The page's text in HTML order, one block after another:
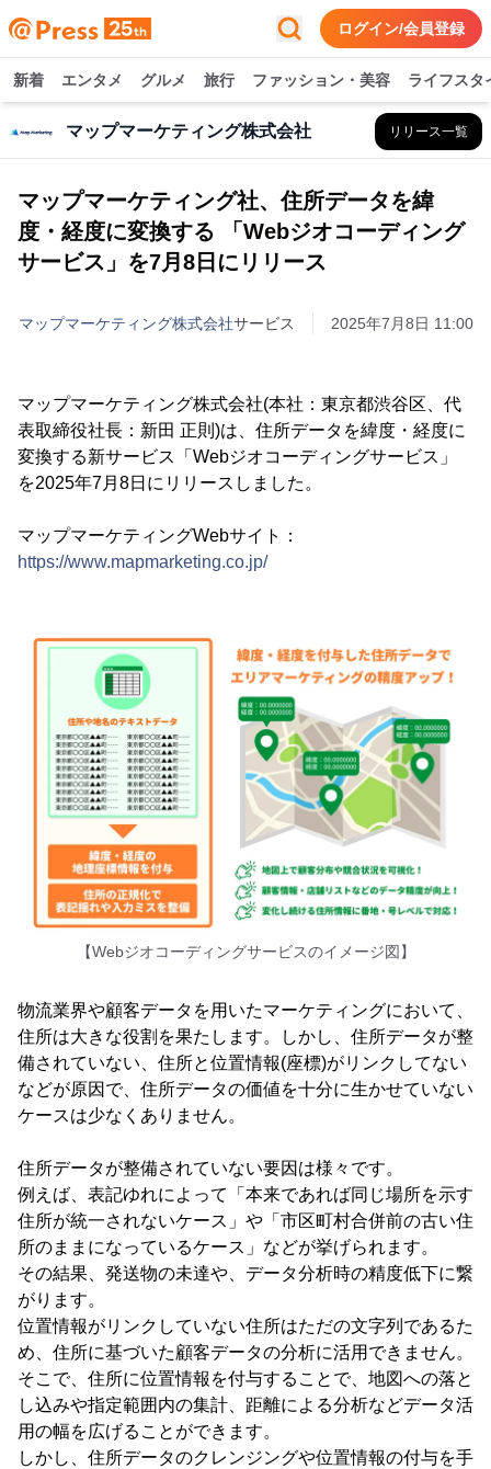
ログイン/会員登録
新着 エンタメ グルメ 旅行 ファッション・美容 ライフスタ
マップマーケティング株式会社 リリース一覧
マップマーケティング社、住所データを緯
度・経度に変換する 「Webジオコーディング
サービス」を7月8日にリリース
マップマーケティング株式会社サービス 2025年7月8日 11:00
マップマーケティング株式会社(本社：東京都渋谷区、代
表取締役社長：新田 正則)は、住所データを緯度・経度に
変換する新サービス「Webジオコーディングサービス」
を2025年7月8日にリリースしました。
マップマーケティングWebサイト：
https://www.mapmarketing.co.jp/
【Webジオコーディングサービスのイメージ図】
物流業界や顧客データを用いたマーケティングにおいて、
住所は大きな役割を果たします。しかし、住所データが整
備されていない、住所と位置情報(座標)がリンクしてない
などが原因で、住所データの価値を十分に生かせていない
ケースは少なくありません。
住所データが整備されていない要因は様々です。
例えば、表記ゆれによって「本来であれば同じ場所を示す
住所が統一されないケース」や「市区町村合併前の古い住
所のままになっているケース」などが挙げられます。
その結果、発送物の未達や、データ分析時の精度低下に繋
がります。
位置情報がリンクしていない住所はただの文字列であるた
め、住所に基づいた顧客データの分析に活用できません。
そこで、住所に位置情報を付与することで、地図への落と
し込みや指定範囲内の集計、距離による分析などデータ活
用の幅を広げることができます。
しかし、住所データのクレンジングや位置情報の付与を手